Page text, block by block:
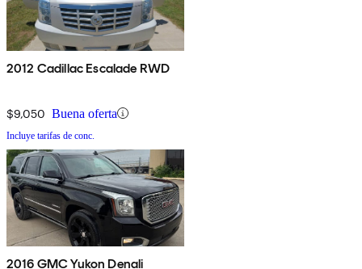
2012 Cadillac Escalade RWD
$9,050 Buena oferta
Incluye tarifas de conc.
2016 GMC Yukon Denali